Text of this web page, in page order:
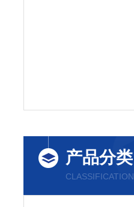
产品分类
CLASSIFICATION